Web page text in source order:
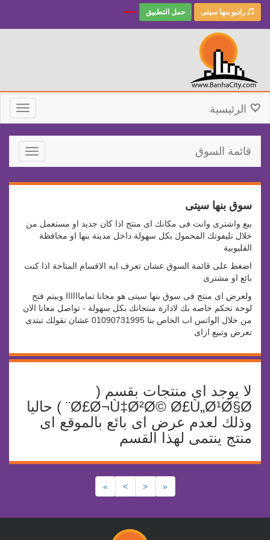
راديو بنها سيتى حمل التطبيق
الرئيسية
Toggle
قائمة السوق
سوق بنها سيتى
بيع واشترى وانت فى مكانك اى منتج اذا كان جديد او مستعمل من
خلال تليفوتك المحمول بكل سهولة داخل مدينة بنها او محافظة
القليوبية
اضغط على قائمة السوق عشان تعرف ايه الاقسام المتاحة اذا كنت
بائع او مشترى
ولعرض اى منتج فى سوق بنها سيتى هو مجانا تماماااااا وبيتم فتح
لوحة تحكم خاصه بك لادارة منتجاتك بكل سهولة - تواصل معانا الان
من خلال الواتس اب الخاص بنا 01090731995 عشان نقولك تبتدى
تعرض وتبيع ازاى
لا يوجد اى منتجات بقسم (
Ø£Ø¬Ù‡Ø²Ø© Ø£Ù„Ø¹Ø§Ø¨ ) حاليا
وذلك لعدم عرض اى بائع بالموقع اى
منتج ينتمى لهذا القسم
«
<
>
»